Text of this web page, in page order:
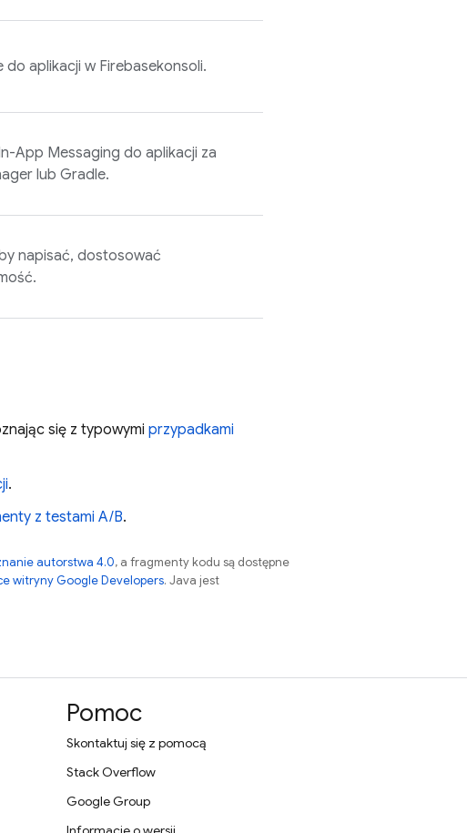
do aplikacji w Firebasekonsoli.
App Messaging do aplikacji za
lub Gradle.
napisać, dostosować
się z typowymi przypadkami
.
z testami A/B.
autorstwa 4.0, a fragmenty kodu są dostępne
witryny Google Developers. Java jest
Pomoc
Skontaktuj się z pomocą
Stack Overflow
Google Group